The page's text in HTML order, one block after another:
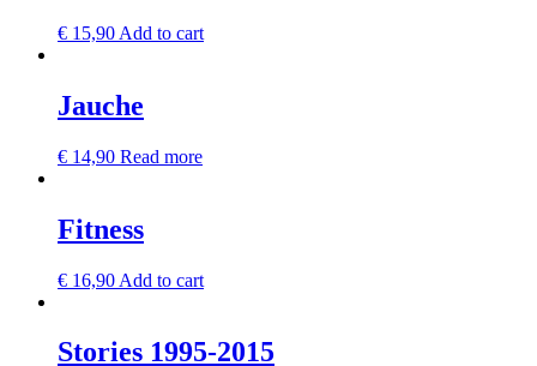
€ 15,90 Add to cart
Jauche
€ 14,90 Read more
Fitness
€ 16,90 Add to cart
Stories 1995-2015